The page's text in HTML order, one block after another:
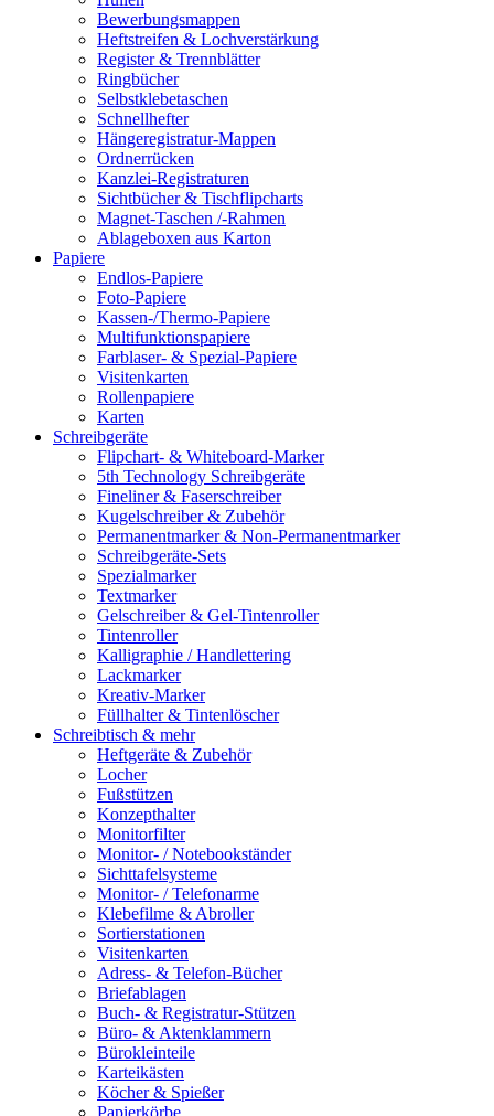
Bewerbungsmappen
Heftstreifen & Lochverstärkung
Register & Trennblätter
Ringbücher
Selbstklebetaschen
Schnellhefter
Hängeregistratur-Mappen
Ordnerrücken
Kanzlei-Registraturen
Sichtbücher & Tischflipcharts
Magnet-Taschen /-Rahmen
Ablageboxen aus Karton
Papiere
Endlos-Papiere
Foto-Papiere
Kassen-/Thermo-Papiere
Multifunktionspapiere
Farblaser- & Spezial-Papiere
Visitenkarten
Rollenpapiere
Karten
Schreibgeräte
Flipchart- & Whiteboard-Marker
5th Technology Schreibgeräte
Fineliner & Faserschreiber
Kugelschreiber & Zubehör
Permanentmarker & Non-Permanentmarker
Schreibgeräte-Sets
Spezialmarker
Textmarker
Gelschreiber & Gel-Tintenroller
Tintenroller
Kalligraphie / Handlettering
Lackmarker
Kreativ-Marker
Füllhalter & Tintenlöscher
Schreibtisch & mehr
Heftgeräte & Zubehör
Locher
Fußstützen
Konzepthalter
Monitorfilter
Monitor- / Notebookständer
Sichttafelsysteme
Monitor- / Telefonarme
Klebefilme & Abroller
Sortierstationen
Visitenkarten
Adress- & Telefon-Bücher
Briefablagen
Buch- & Registratur-Stützen
Büro- & Aktenklammern
Bürokleinteile
Karteikästen
Köcher & Spießer
Papierkörbe